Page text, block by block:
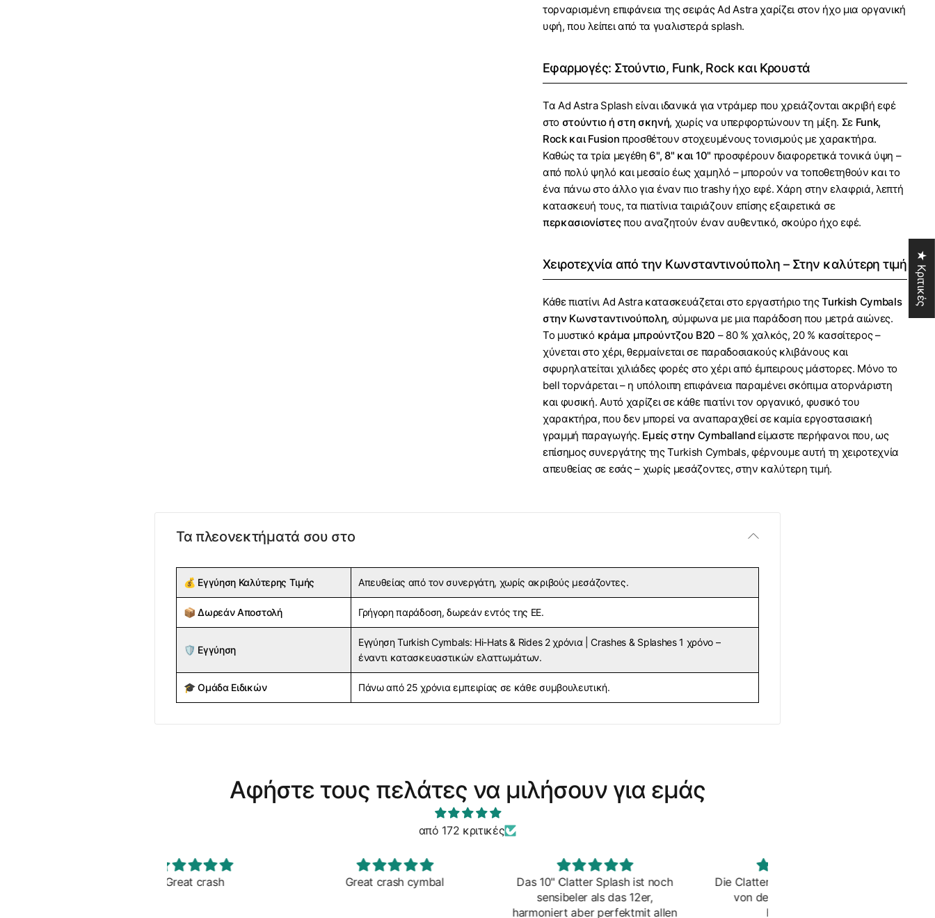
τορναρισμένη επιφάνεια της σειράς Ad Astra χαρίζει στον ήχο μια οργανική
υφή, που λείπει από τα γυαλιστερά splash.
Εφαρμογές: Στούντιο, Funk, Rock και Κρουστά
Τα Ad Astra Splash είναι ιδανικά για ντράμερ που χρειάζονται ακριβή εφέ
στο στούντιο ή στη σκηνή, χωρίς να υπερφορτώνουν τη μίξη. Σε Funk,
Rock και Fusion προσθέτουν στοχευμένους τονισμούς με χαρακτήρα.
Καθώς τα τρία μεγέθη 6", 8" και 10" προσφέρουν διαφορετικά τονικά ύψη –
από πολύ ψηλό και μεσαίο έως χαμηλό – μπορούν να τοποθετηθούν και το
ένα πάνω στο άλλο για έναν πιο trashy ήχο εφέ. Χάρη στην ελαφριά, λεπτή
κατασκευή τους, τα πιατίνια ταιριάζουν επίσης εξαιρετικά σε
περκασιονίστεςπου αναζητούν έναν αυθεντικό, σκούρο ήχο εφέ.
Χειροτεχνία από την Κωνσταντινούπολη – Στην καλύτερη τιμή
Κάθε πιατίνι Ad Astra κατασκευάζεται στο εργαστήριο τηςTurkish Cymbals
στην Κωνσταντινούπολη, σύμφωνα με μια παράδοση που μετρά αιώνες.
Το μυστικό κράμα μπρούντζου B20 – 80 % χαλκός, 20 % κασσίτερος –
χύνεται στο χέρι, θερμαίνεται σε παραδοσιακούς κλιβάνους και
σφυρηλατείται χιλιάδες φορές στο χέρι από έμπειρους μάστορες. Μόνο το
bell τορνάρεται – η υπόλοιπη επιφάνεια παραμένει σκόπιμα ατορνάριστη
και φυσική. Αυτό χαρίζει σε κάθε πιατίνι τον οργανικό, φυσικό του
χαρακτήρα, που δεν μπορεί να αναπαραχθεί σε καμία εργοστασιακή
γραμμή παραγωγής. Εμείς στην Cymballandείμαστε περήφανοι που, ως
επίσημος συνεργάτης της Turkish Cymbals, φέρνουμε αυτή τη χειροτεχνία
απευθείας σε εσάς – χωρίς μεσάζοντες, στην καλύτερη τιμή.
Τα πλεονεκτήματά σου στο
💰 Εγγύηση Καλύτερης Τιμής Απευθείας από τον συνεργάτη, χωρίς ακριβούς μεσάζοντες.
📦Δωρεάν Αποστολή Γρήγορη παράδοση, δωρεάν εντός της ΕΕ.
🛡️ Εγγύηση
Εγγύηση Turkish Cymbals: Hi-Hats & Rides 2 χρόνια | Crashes & Splashes 1 χρόνο –
έναντι κατασκευαστικών ελαττωμάτων.
🎓Ομάδα Ειδικών Πάνω από 25 χρόνια εμπειρίας σε κάθε συμβουλευτική.
Αφήστε τους πελάτες να μιλήσουν για εμάς
από 172 κριτικές
Great crash cymbal
Das 10" Clatter Splash ist noch
harmoniert aber perfektmit allen
Die Clatter Splashes sind schon
von der Optik ein echter
Hingucker.
★ Κριτικές